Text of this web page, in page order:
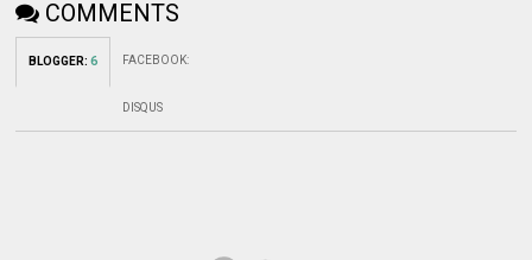
COMMENTS
BLOGGER:6 FACEBOOK:
DISQUS